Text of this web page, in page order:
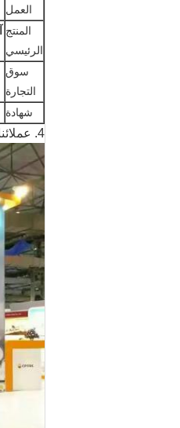
العمل
المنتج
الرئيسي
سوق
التجارة
شهادة
4. عملائنا: